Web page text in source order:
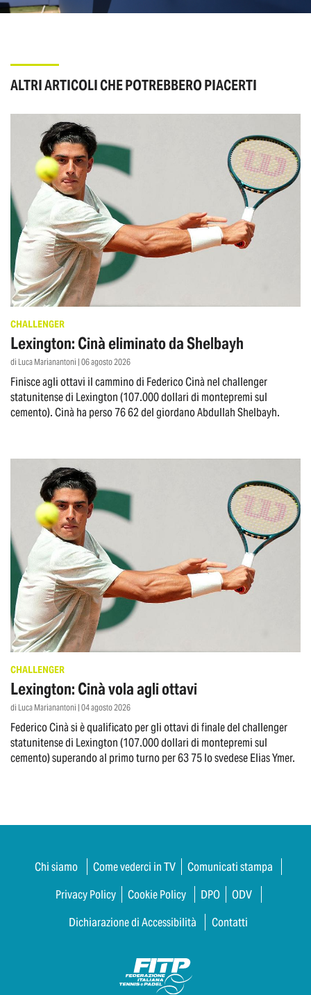
ALTRI ARTICOLI CHE POTREBBERO PIACERTI
CHALLENGER
Lexington: Cinà eliminato da Shelbayh
di Luca Marianantoni | 06 agosto 2026
Finisce agli ottavi il cammino di Federico Cinà nel challenger
statunitense di Lexington (107.000 dollari di montepremi sul
cemento). Cinà ha perso 76 62 del giordano Abdullah Shelbayh.
CHALLENGER
Lexington: Cinà vola agli ottavi
di Luca Marianantoni | 04 agosto 2026
Federico Cinà si è qualificato per gli ottavi di finale del challenger
statunitense di Lexington (107.000 dollari di montepremi sul
cemento) superando al primo turno per 63 75 lo svedese Elias Ymer.
Chi siamo Come vederci in TV
Comunicati stampa
Privacy Policy
Cookie Policy DPO
ODV
Dichiarazione di Accessibilità
Contatti